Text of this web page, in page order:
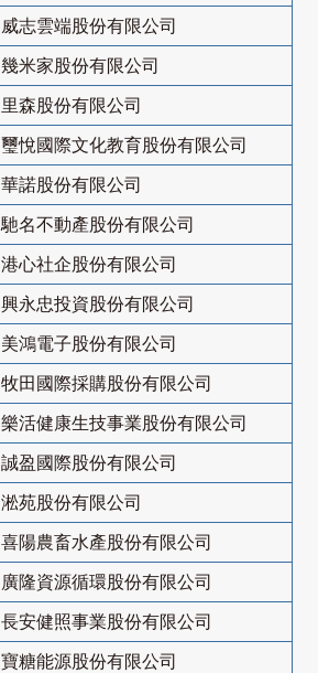
威志雲端股份有限公司
幾米家股份有限公司
里森股份有限公司
璽悅國際文化教育股份有限公司
華諾股份有限公司
馳名不動產股份有限公司
港心社企股份有限公司
興永忠投資股份有限公司
美鴻電子股份有限公司
牧田國際採購股份有限公司
樂活健康生技事業股份有限公司
誠盈國際股份有限公司
淞苑股份有限公司
喜陽農畜水產股份有限公司
廣隆資源循環股份有限公司
長安健照事業股份有限公司
寶糖能源股份有限公司